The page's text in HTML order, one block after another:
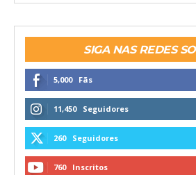
SIGA NAS REDES
5,000 Fãs
11,450 Seguidores
260 Seguidores
760 Inscritos